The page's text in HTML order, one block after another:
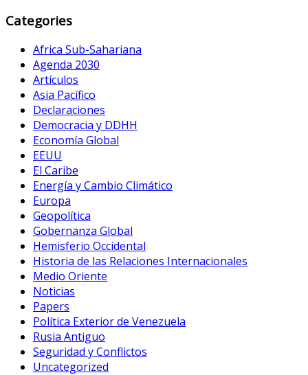
Categories
Africa Sub-Sahariana
Agenda 2030
Artículos
Asia Pacífico
Declaraciones
Democracia y DDHH
Economía Global
EEUU
El Caribe
Energía y Cambio Climático
Europa
Geopolítica
Gobernanza Global
Hemisferio Occidental
Historia de las Relaciones Internacionales
Medio Oriente
Noticias
Papers
Política Exterior de Venezuela
Rusia Antiguo
Seguridad y Conflictos
Uncategorized